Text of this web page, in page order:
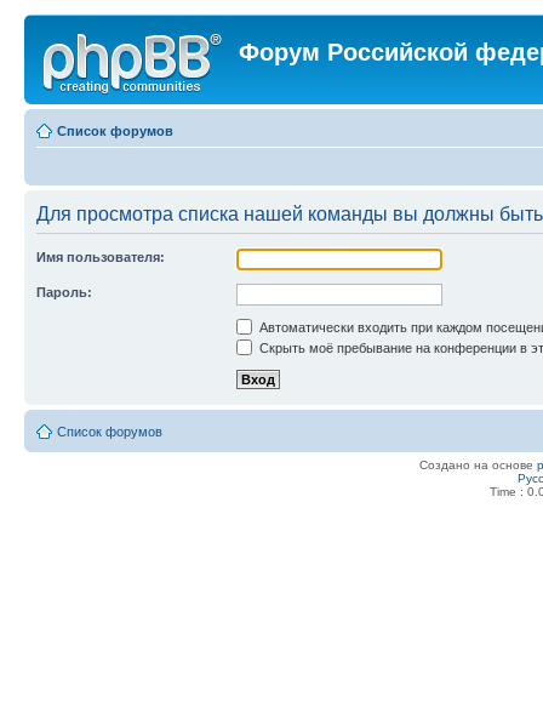
Форум Российской
Список форумов
Для просмотра списка нашей команды вы должны
Имя пользователя:
Пароль:
Автоматически входить при каждом
Скрыть моё пребывание на конференции в
Список форумов
Создано на основе
Time :